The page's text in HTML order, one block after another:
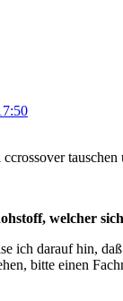
tauschen
welcher
ich darauf hin,
bitte einen